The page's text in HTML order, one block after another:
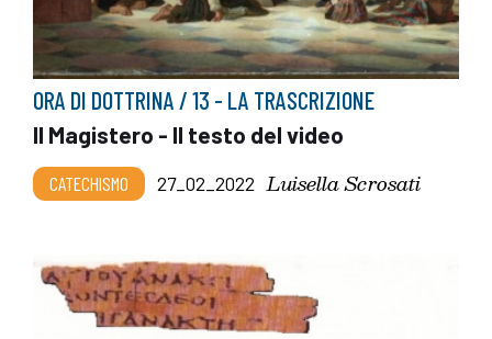
ORA DI DOTTRINA / 13 - LA TRASCRIZIONE
Il Magistero - Il testo del video
CATECHISMO 27_02_2022 Luisella Scrosati